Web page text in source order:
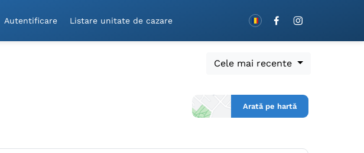
Autentificare Listare unitate de cazare
Cele mai recente
Arată pe hartă